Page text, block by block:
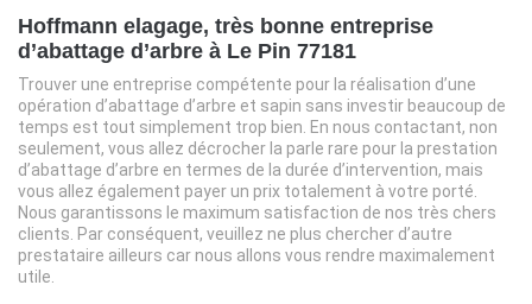
Hoffmann elagage, très bonne entreprise
d’abattage d’arbre à Le Pin 77181
Trouver une entreprise compétente pour la réalisation d’une
opération d’abattage d’arbre et sapin sans investir beaucoup de
temps est tout simplement trop bien. En nous contactant, non
seulement, vous allez décrocher la parle rare pour la prestation
d’abattage d’arbre en termes de la durée d’intervention, mais
vous allez également payer un prix totalement à votre porté.
Nous garantissons le maximum satisfaction de nos très chers
clients. Par conséquent, veuillez ne plus chercher d’autre
prestataire ailleurs car nous allons vous rendre maximalement
utile.